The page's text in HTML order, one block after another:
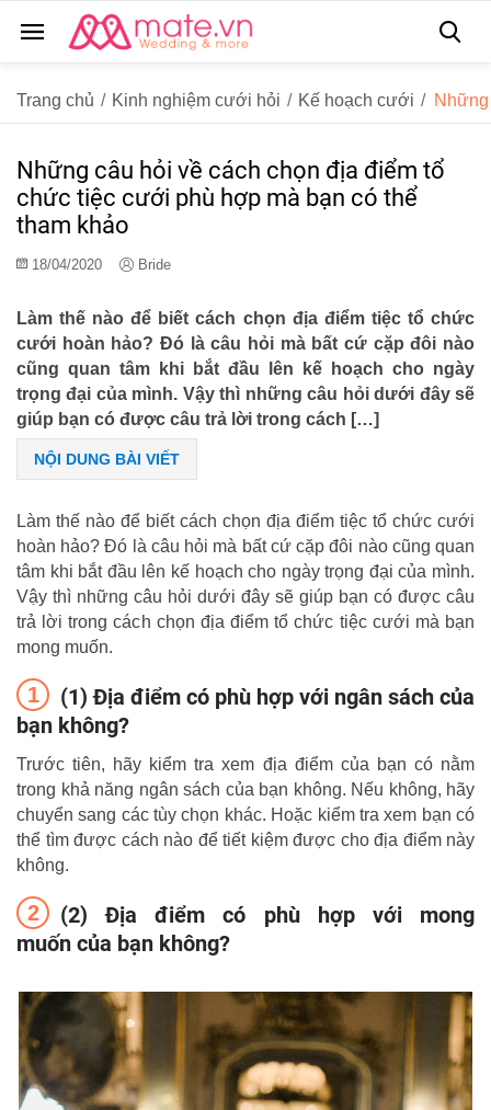
Trang chủ / Kinh nghiệm cưới hỏi / Kế hoạch cưới /
Những câu hỏi về cách chọn địa điểm tổ
chức tiệc cưới phù hợp mà bạn có thể
tham khảo
18/04/2020 Bride
Làm thế nào để biết cách chọn địa điểm tiệc tổ chức
cưới hoàn hảo? Đó là câu hỏi mà bất cứ cặp đôi nào
cũng quan tâm khi bắt đầu lên kế hoạch cho ngày
trọng đại của mình. Vậy thì những câu hỏi dưới đây sẽ
giúp bạn có được câu trả lời trong cách […]
NỘI DUNG BÀI VIẾT
Làm thế nào để biết cách chọn địa điểm tiệc tổ chức cưới
hoàn hảo? Đó là câu hỏi mà bất cứ cặp đôi nào cũng quan
tâm khi bắt đầu lên kế hoạch cho ngày trọng đại của mình.
Vậy thì những câu hỏi dưới đây sẽ giúp bạn có được câu
trả lời trong cách chọn địa điểm tổ chức tiệc cưới mà bạn
mong muốn.
(1) Địa điểm có phù hợp với ngân sách của
bạn không?
Trước tiên, hãy kiểm tra xem địa điểm của bạn có nằm
trong khả năng ngân sách của bạn không. Nếu không, hãy
chuyển sang các tùy chọn khác. Hoặc kiểm tra xem bạn có
thể tìm được cách nào để tiết kiệm được cho địa điểm này
không.
(2) Địa điểm có phù hợp với mong
muốn của bạn không?